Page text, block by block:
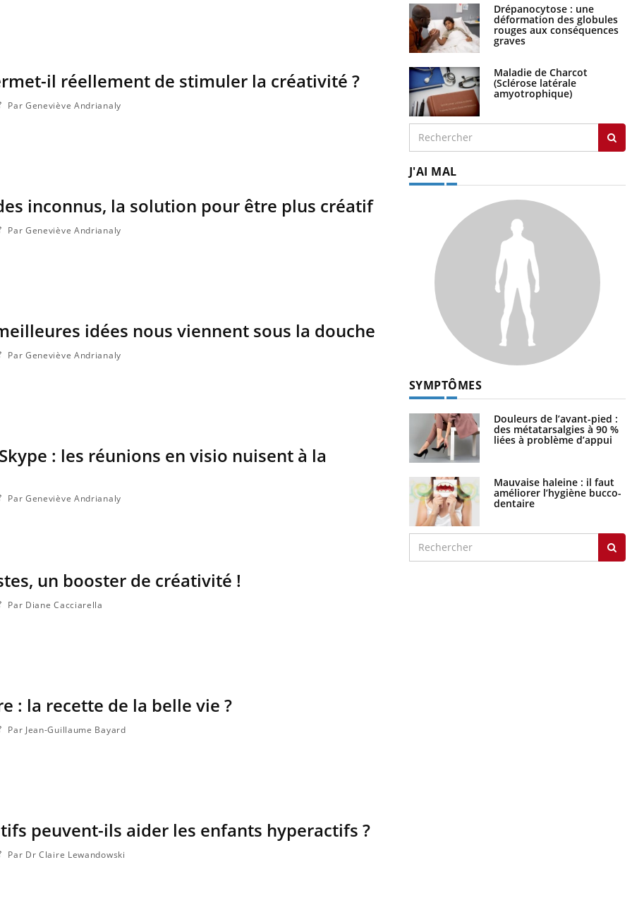
il réellement de stimuler la créativité ?
Par Geneviève Andrianaly
inconnus, la solution pour être plus créatif
Par Geneviève Andrianaly
idées nous viennent sous la douche
Par Geneviève Andrianaly
: les réunions en visio nuisent à la
Par Geneviève Andrianaly
un booster de créativité !
Par Diane Cacciarella
: la recette de la belle vie ?
Par Jean-Guillaume Bayard
peuvent-ils aider les enfants hyperactifs ?
Par Dr Claire Lewandowski
Drépanocytose : une
déformation des globules
rouges aux conséquences
graves
Maladie de Charcot
(Sclérose latérale
amyotrophique)
J'AI MAL
SYMPTÔMES
Douleurs de l’avant-pied :
des métatarsalgies à 90 %
liées à problème d’appui
Mauvaise haleine : il faut
améliorer l’hygiène bucco-
dentaire